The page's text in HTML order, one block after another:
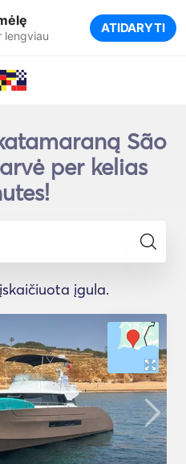
lengviau ATIDARYTI
São
per kelias
įgula.